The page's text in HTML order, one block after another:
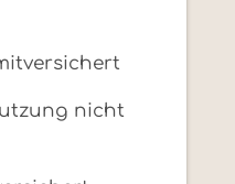
nicht